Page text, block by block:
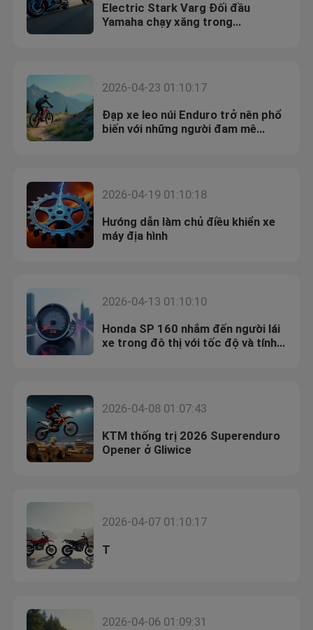
Electric Stark Varg Đối đầu
Yamaha chạy xăng trong
2026-04-23 01:10:17
Đạp xe leo núi Enduro trở nên phổ
biến với những người đam mê
2026-04-19 01:10:18
Hướng dẫn làm chủ điều khiển xe
máy địa hình
2026-04-13 01:10:10
Honda SP 160 nhắm đến người lái
xe trong đô thị với tốc độ và tính
2026-04-08 01:07:43
KTM thống trị 2026 Superenduro
Opener ở Gliwice
2026-04-07 01:10:17
T
2026-04-06 01:09:31